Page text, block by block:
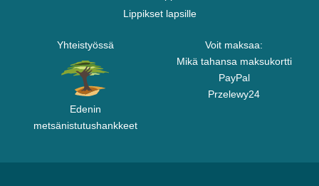
Lippikset lapsille
Yhteistyössä
Edenin
metsänistutushankkeet
Voit maksaa:
Mikä tahansa maksukortti
PayPal
Przelewy24